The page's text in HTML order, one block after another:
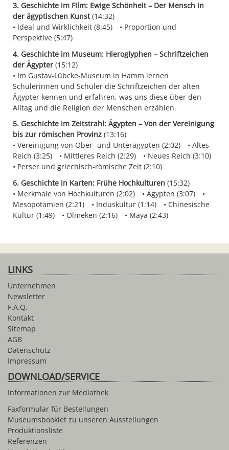
3. Geschichte im Film: Ewige Schönheit – Der Mensch in
der ägyptischen Kunst(14:32)
Ideal und Wirklichkeit (8:45)
Proportion und
Perspektive (5:47)
4. Geschichte im Museum: Hieroglyphen – Schriftzeichen
der Ägypter (15:12)
Im Gustav-Lübcke-Museum in Hamm lernen
Schülerinnen und Schüler die Schriftzeichen der alten
Ägypter kennen und erfahren, was uns diese über den
Alltag und die Religion der Menschen erzählen.
5. Geschichte im Zeitstrahl: Ägypten – Von der Vereinigung
bis zur römischen Provinz (13:16)
Vereinigung von Ober- und Unterägypten (2:02)
Altes
Reich (3:25)
Mittleres Reich (2:29)
Neues Reich (3:10)
Perser und griechisch-römische Zeit (2:10)
6. Geschichte in Karten: Frühe Hochkulturen (15:32)
Merkmale von Hochkulturen (2:02)
Ägypten (3:07)
Mesopotamien (2:21)
Induskultur (1:14)
Chinesische
Kultur (1:49)
Olmeken (2:16) Maya (2:43)
LINKS
Unternehmen
Newsletter
F.A.Q.
Kontakt
Sitemap
AGB
Datenschutz
Impressum
DOWNLOAD/SERVICE
Informationen zur Mediathek
Faxformular für Bestellungen
Museumsbooklet zu unseren Ausstellungen
Produktionsliste
Referenzen